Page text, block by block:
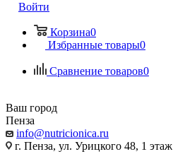
Войти
Корзина0
Избранные товары0
Сравнение товаров0
Ваш город
Пенза
info@nutricionica.ru
г. Пенза, ул. Урицкого 48, 1 этаж